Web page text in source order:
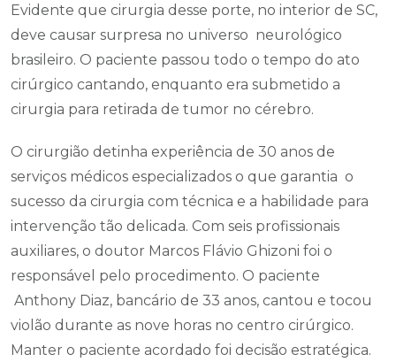
Evidente que cirurgia desse porte, no interior de SC,
deve causar surpresa no universo neurológico
brasileiro. O paciente passou todo o tempo do ato
cirúrgico cantando, enquanto era submetido a
cirurgia para retirada de tumor no cérebro.
O cirurgião detinha experiência de 30 anos de
serviços médicos especializados o que garantia o
sucesso da cirurgia com técnica e a habilidade para
intervenção tão delicada. Com seis profissionais
auxiliares, o doutor Marcos Flávio Ghizoni foi o
responsável pelo procedimento. O paciente
Anthony Diaz, bancário de 33 anos, cantou e tocou
violão durante as nove horas no centro cirúrgico.
Manter o paciente acordado foi decisão estratégica.